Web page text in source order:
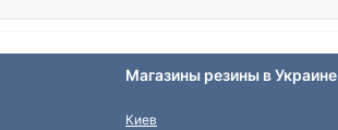
Магазины резины в Украине
Киев